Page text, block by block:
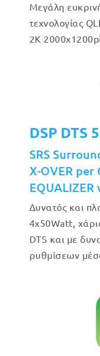
Μεγάλη
τεχνολογίας
2Κ
DSP DTS
SRS
X-OVER per
Δυνατός και
4x50Watt,
DTS και με
ρυθμίσεων